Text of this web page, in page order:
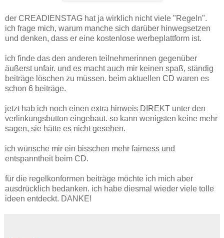
der CREADIENSTAG hat ja wirklich nicht viele "Regeln".
ich frage mich, warum manche sich darüber hinwegsetzen
und denken, dass er eine kostenlose werbeplattform ist.
ich finde das den anderen teilnehmerinnen gegenüber
äußerst unfair. und es macht auch mir keinen spaß, ständig
beiträge löschen zu müssen. beim aktuellen CD waren es
schon 6 beiträge.
jetzt hab ich noch einen extra hinweis DIREKT unter den
verlinkungsbutton eingebaut. so kann wenigsten keine mehr
sagen, sie hätte es nicht gesehen.
ich wünsche mir ein bisschen mehr fairness und
entspanntheit beim CD.
für die regelkonformen beiträge möchte ich mich aber
ausdrücklich bedanken. ich habe diesmal wieder viele tolle
ideen entdeckt. DANKE!